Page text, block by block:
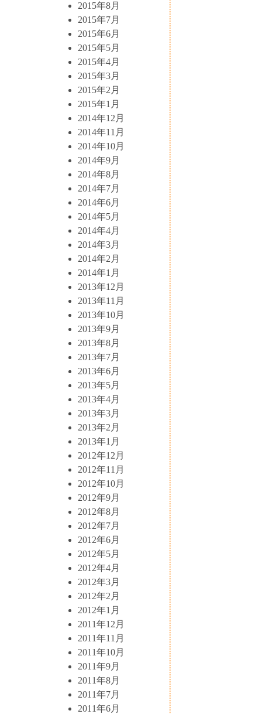
2015年8月
2015年7月
2015年6月
2015年5月
2015年4月
2015年3月
2015年2月
2015年1月
2014年12月
2014年11月
2014年10月
2014年9月
2014年8月
2014年7月
2014年6月
2014年5月
2014年4月
2014年3月
2014年2月
2014年1月
2013年12月
2013年11月
2013年10月
2013年9月
2013年8月
2013年7月
2013年6月
2013年5月
2013年4月
2013年3月
2013年2月
2013年1月
2012年12月
2012年11月
2012年10月
2012年9月
2012年8月
2012年7月
2012年6月
2012年5月
2012年4月
2012年3月
2012年2月
2012年1月
2011年12月
2011年11月
2011年10月
2011年9月
2011年8月
2011年7月
2011年6月